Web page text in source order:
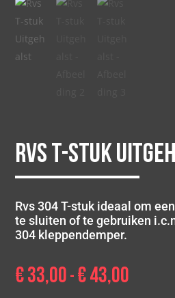
Rvs T-stuk
Rvs 304 T-stuk ideaal om
te sluiten of te gebruiken
304 kleppendemper.
€33,00 - €43,00